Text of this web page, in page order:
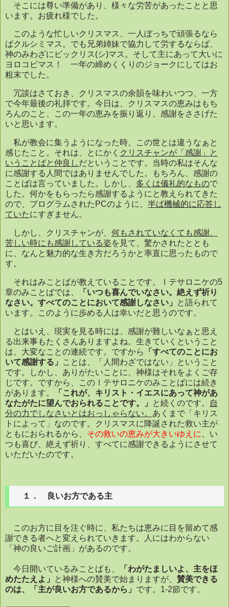
そこには尊い準備があり、様々な労苦があったことと思
います。お疲れ様でした。
このような忙しいクリスマス、一人ぼっちで頑張るなら
ばクルシミマス。でも兄弟姉妹で協力して労するならば、
神のみわざにビックリス(シ)マス。そして主にあって大いに
ヨロコビマス！ 一年の締めくくりのジョークにしてはお
粗末でした。
冗談はさておき、クリスマスの余韻を味わいつつ、一方
で今年最後の礼拝です。今日は、クリスマスの恵みはもち
ろんのこと、この一年の恵みを振り返り、感謝をささげた
いと思います。
私が教会に集うようになった時、この世とは違うなぁと
感じたこと。それは、とにかく クリスチャンが「感謝」と
いうことばと仲良しだということです。当時の私はそんな
に感謝する人間ではありませんでした。もちろん、感謝の
ことばは言っていました。しかし、 多くは儀礼的なもので
した。何かをもらったら感謝するようにと教えられてきた
ので、プログラムされた PCのように、 半ば機械的に応答し
ていたにすぎません。
しかし、クリスチャンが、 何もされていなくても感謝、
苦しい時にも感謝している姿を見て、驚かされたととも
に、なんと魅力的な生き方だろうかと率直に思ったもので
す。
それはみことばが教えていることです。Ⅰテサロニケの5
章のみことばでは、
「いつも喜んでいなさい。絶えず祈り
なさい。すべてのことにおいて感謝しなさい」
と語られて
います。このように歩める人は幸いだと思うのです。
とはいえ、現実を見る時には、感謝が難しいなぁと思え
る出来事もたくさんありますよね。生きていくということ
は、大変なことの連続です。ですから
「すべてのことにお
いて感謝する」
ことは、「人間わざではない」ということ
です。しかし、ありがたいことに、神様はそれをよくご存
じです。ですから、このⅠテサロニケのみことばには続き
があります。
「これが、キリスト・イエスにあって神があ
なたがたに望んでおられることです。」
と続くのです。
自
分の力でしなさいとはおっしゃらない。 あくまで「キリス
トによって」なのです。クリスマスに降誕された救い主が
ともにおられるから、 その救いの恵みが大きいゆえに
、い
つも喜び、絶えず祈り、すべてに感謝できるようにさせて
いただいたのです。
１． 良いお方である主
このお方に目を注ぐ時に、私たちは恵みに目を留めて感
謝できる者へと変えられていきます。人にはわからない
「神の良いご計画」があるのです。
今日開いているみことばも、
「わがたましいよ、主をほ
めたたえよ」
と神様への賛美で始まりますが、 賛美できる
のは、「主が良いお方であるから」 です。 1-2節です。